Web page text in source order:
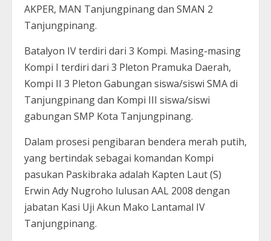
AKPER, MAN Tanjungpinang dan SMAN 2
Tanjungpinang.
Batalyon IV terdiri dari 3 Kompi. Masing-masing
Kompi I terdiri dari 3 Pleton Pramuka Daerah,
Kompi II 3 Pleton Gabungan siswa/siswi SMA di
Tanjungpinang dan Kompi III siswa/siswi
gabungan SMP Kota Tanjungpinang.
Dalam prosesi pengibaran bendera merah putih,
yang bertindak sebagai komandan Kompi
pasukan Paskibraka adalah Kapten Laut (S)
Erwin Ady Nugroho lulusan AAL 2008 dengan
jabatan Kasi Uji Akun Mako Lantamal IV
Tanjungpinang.